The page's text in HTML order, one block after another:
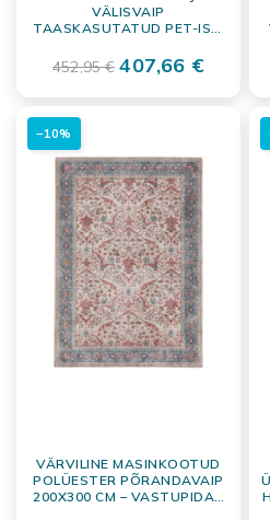
VÄLISVAIP
TAASKASUTATUD PET-IST,
160X230 CM
452,95 € 407,66 €
VÄRVILINE MASINKOOTUD
POLÜESTER PÕRANDAVAIP
200X300 CM – VASTUPIDAV
−10%